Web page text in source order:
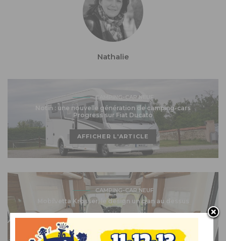
Nathalie
CAMPING-CAR NEUF
Notin : une nouvelle génération de camping-cars
Progress sur Fiat Ducato
AFFICHER L'ARTICLE
CAMPING-CAR NEUF
Mobilvetta Krosser, le design un cran au dessus